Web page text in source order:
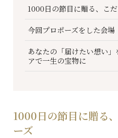
1000日の節目に贈る、こ
今回プロポーズをした会場
あなたの「届けたい想い
アで一生の宝物に
1000日の節目に贈る
ーズ